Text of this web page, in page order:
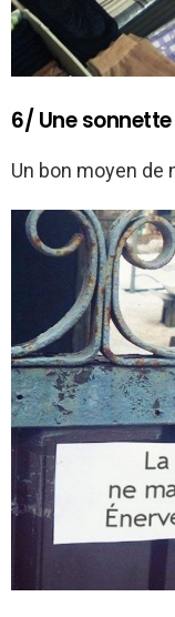
6/ Une
Un bon moyen de